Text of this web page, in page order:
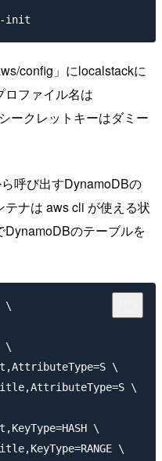
config」にlocalstackに
ファイル名は
ークレットキーはダミー
呼び出すDynamoDBの
ナは aws cli が使える状
のテーブルを
\
\
\
\
\
\